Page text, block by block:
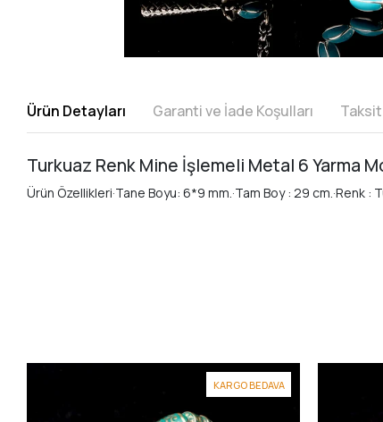
Ürün Detayları Garanti ve İade Koşulları
Turkuaz Renk Mine İşlemeli Metal 6 Yarma
Ürün Özellikleri·Tane Boyu: 6*9 mm.·Tam Boy : 29 cm.·Renk :
KARGO BEDAVA